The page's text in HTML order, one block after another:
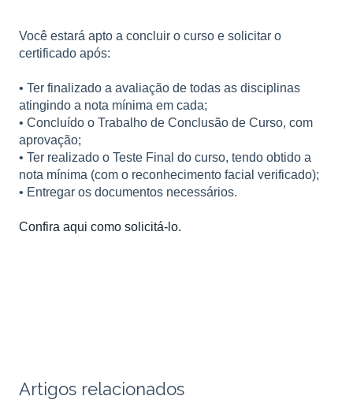
Você estará apto a concluir o curso e solicitar o
certificado após:
• Ter finalizado a avaliação de todas as disciplinas
atingindo a nota mínima em cada;
• Concluído o Trabalho de Conclusão de Curso, com
aprovação;
• Ter realizado o Teste Final do curso, tendo obtido a
nota mínima (com o reconhecimento facial verificado);
• Entregar os documentos necessários.
Confira aqui como solicitá-lo.
Artigos relacionados